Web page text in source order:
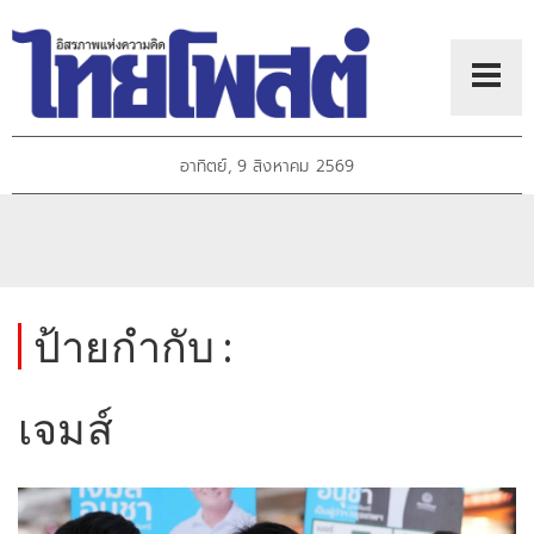
อาทิตย์, 9 สิงหาคม 2569
ป้ายกำกับ :
เจมส์